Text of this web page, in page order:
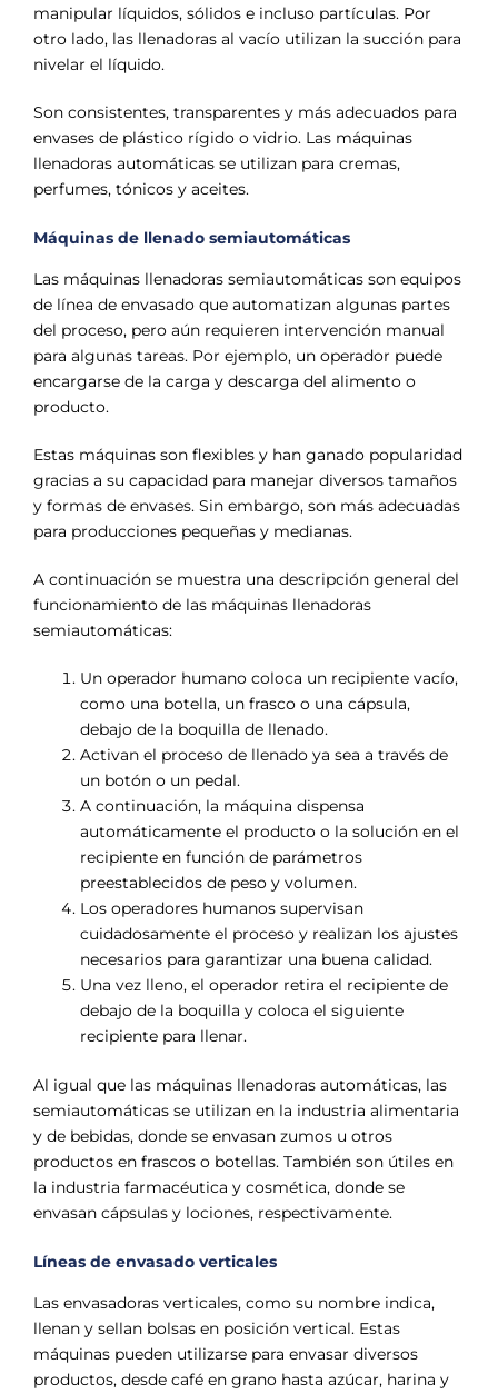
manipular líquidos, sólidos e incluso partículas. Por
otro lado, las llenadoras al vacío utilizan la succión para
nivelar el líquido.
Son consistentes, transparentes y más adecuados para
envases de plástico rígido o vidrio. Las máquinas
llenadoras automáticas se utilizan para cremas,
perfumes, tónicos y aceites.
Máquinas de llenado semiautomáticas
Las máquinas llenadoras semiautomáticas son equipos
de línea de envasado que automatizan algunas partes
del proceso, pero aún requieren intervención manual
para algunas tareas. Por ejemplo, un operador puede
encargarse de la carga y descarga del alimento o
producto.
Estas máquinas son flexibles y han ganado popularidad
gracias a su capacidad para manejar diversos tamaños
y formas de envases. Sin embargo, son más adecuadas
para producciones pequeñas y medianas.
A continuación se muestra una descripción general del
funcionamiento de las máquinas llenadoras
semiautomáticas:
Un operador humano coloca un recipiente vacío,
como una botella, un frasco o una cápsula,
debajo de la boquilla de llenado.
Activan el proceso de llenado ya sea a través de
un botón o un pedal.
A continuación, la máquina dispensa
automáticamente el producto o la solución en el
recipiente en función de parámetros
preestablecidos de peso y volumen.
Los operadores humanos supervisan
cuidadosamente el proceso y realizan los ajustes
necesarios para garantizar una buena calidad.
Una vez lleno, el operador retira el recipiente de
debajo de la boquilla y coloca el siguiente
recipiente para llenar.
Al igual que las máquinas llenadoras automáticas, las
semiautomáticas se utilizan en la industria alimentaria
y de bebidas, donde se envasan zumos u otros
productos en frascos o botellas. También son útiles en
la industria farmacéutica y cosmética, donde se
envasan cápsulas y lociones, respectivamente.
Líneas de envasado verticales
Las envasadoras verticales, como su nombre indica,
llenan y sellan bolsas en posición vertical. Estas
máquinas pueden utilizarse para envasar diversos
productos, desde café en grano hasta azúcar, harina y